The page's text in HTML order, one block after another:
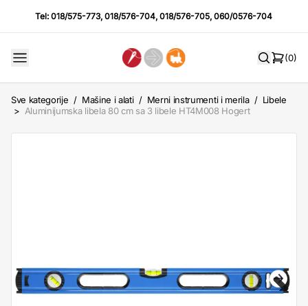
Tel:018/575-773,018/576-704,018/576-705,060/0576-704
(0)
Sve kategorije / Mašine i alati / Merni instrumenti i merila / Libele
> Aluminijumska libela 80 cm sa 3 libele HT4M008 Hogert